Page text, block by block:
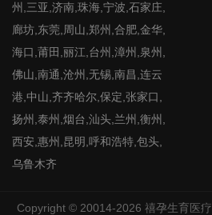
州,三亚,济南,珠海,宁波,石家庄,
廊坊,东莞,周山,郑州,合肥,金华,
海口,莆田,丽江,台州,漳州,泉州,
佛山,南通,沧州,无锡,南昌,连云
港,中山,齐齐哈尔,保定,张家口,
扬州,泰州,烟台,汕头,兰州,衡州,
西安,惠州,昆明,呼和浩特,包头,
乌鲁木齐
Copyright © 20014-2026 禧孕生育医疗